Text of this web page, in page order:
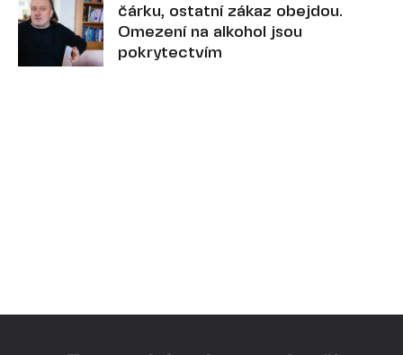
čárku, ostatní zákaz obejdou.
Omezení na alkohol jsou
pokrytectvím